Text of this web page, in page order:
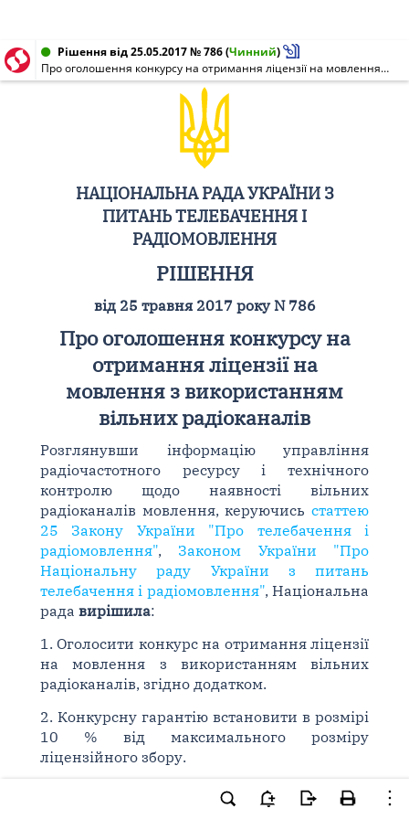
Рішення від 25.05.2017 № 786(Чинний)
Про оголошення конкурсу на отримання ліцензії на мовлення з використанням вільних радіоканалів
НАЦІОНАЛЬНА РАДА УКРАЇНИ З
ПИТАНЬ ТЕЛЕБАЧЕННЯ І
РАДІОМОВЛЕННЯ
РІШЕННЯ
від 25 травня 2017 року N 786
Про оголошення конкурсу на
отримання ліцензії на
мовлення з використанням
вільних радіоканалів
Розглянувши інформацію управління
радіочастотного ресурсу і технічного
контролю щодо наявності вільних
радіоканалів мовлення, керуючисьстаттею
25 Закону України "Про телебачення і
радіомовлення", Законом України "Про
Національну раду України з питань
телебачення і радіомовлення", Національна
рада вирішила:
1. Оголосити конкурс на отримання ліцензії
на мовлення з використанням вільних
радіоканалів, згідно додатком.
2. Конкурсну гарантію встановити в розмірі
10 % від максимального розміру
ліцензійного збору.
3. Відділу зв'язків зі ЗМІ, громадськими
організаціями та діяльності суспільного